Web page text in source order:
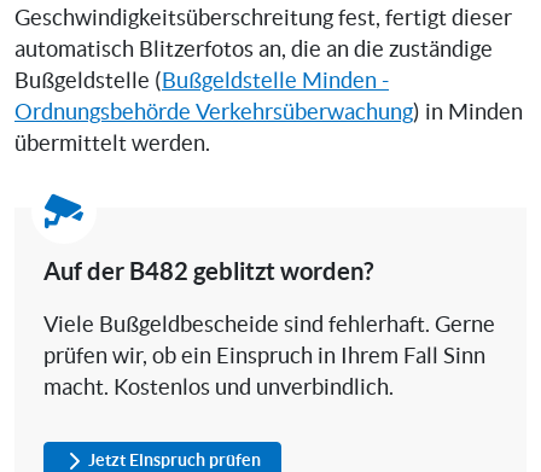
Geschwindigkeitsüberschreitung fest, fertigt dieser
automatisch Blitzerfotos an, die an die zuständige
Bußgeldstelle ( Bußgeldstelle Minden -
Ordnungsbehörde Verkehrsüberwachung) in Minden
übermittelt werden.
Auf der B482 geblitzt worden?
Viele Bußgeldbescheide sind fehlerhaft. Gerne
prüfen wir, ob ein Einspruch in Ihrem Fall Sinn
macht. Kostenlos und unverbindlich.
Jetzt Einspruch prüfen